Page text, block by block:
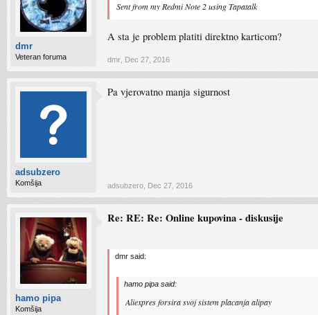
dmr
Veteran foruma
Sent from my Redmi Note 2 using Tapatalk
A sta je problem platiti direktno karticom?
dmr Dec 27, 2016
adsubzero
Komšija
Pa vjerovatno manja sigurnost
adsubzero Dec 27, 2016
hamo pipa
Komšija
Re: RE: Re: Online kupovina - diskusije
dmr said:
hamo pipa said:
Aliexpres forsira svoj sistem placanja alipay